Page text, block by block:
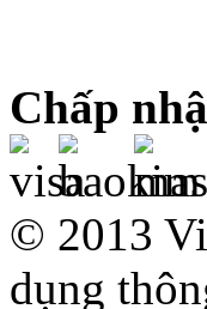
Chấp
© 2013
dụng